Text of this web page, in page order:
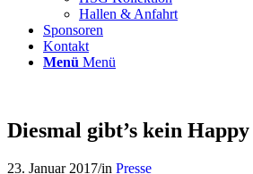
Hallen & Anfahrt
Sponsoren
Kontakt
Menü Menü
Diesmal gibt’s kein
23. Januar 2017/in Presse